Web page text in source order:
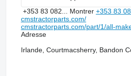
+353 83 082... Montrer +353 83
cmstractorparts.com/
cmstractorparts.com/part/1/all-
Adresse
Irlande, Courtmacsherry, Bandon